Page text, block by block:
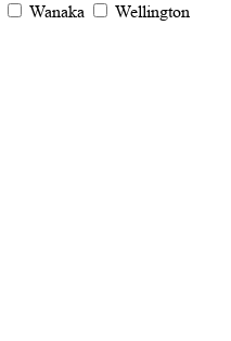
Wanaka
Wellington